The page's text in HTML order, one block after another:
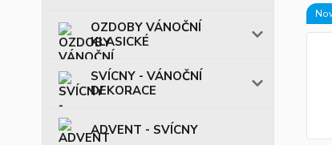
OZDOBY VÁNOČNÍ
KLASICKÉ
SVÍCNY - VÁNOČNÍ
DEKORACE
ADVENT - SVÍCNY